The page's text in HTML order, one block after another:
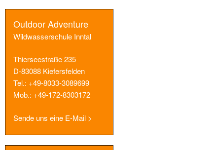
Outdoor Adventure
Wildwasserschule Inntal
Thierseestraße 235
D-83088 Kiefersfelden
Tel.: +49-8033-3089699
Mob.: +49-172-8303172
Sende uns eine E-Mail >